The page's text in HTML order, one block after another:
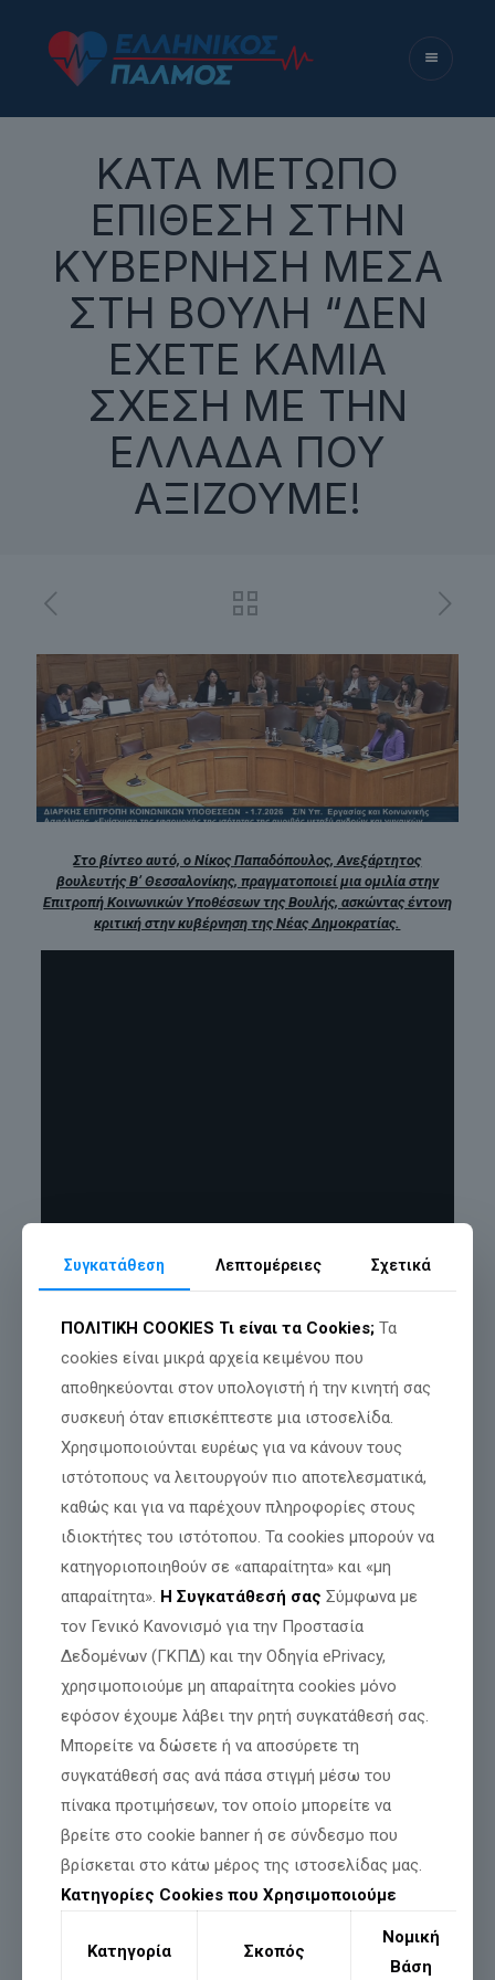
ΚΑΤΑ ΜΕΤΩΠΟ
ΕΠΙΘΕΣΗ ΣΤΗΝ
ΚΥΒΕΡΝΗΣΗ ΜΕΣΑ
ΣΤΗ ΒΟΥΛΗ “ΔΕΝ
ΕΧΕΤΕ ΚΑΜΙΑ
ΣΧΕΣΗ ΜΕ ΤΗΝ
ΕΛΛΑΔΑ ΠΟΥ
ΑΞΙΖΟΥΜΕ!
Στο βίντεο αυτό, ο Νίκος Παπαδόπουλος, Ανεξάρτητος
βουλευτής Β’ Θεσσαλονίκης, πραγματοποιεί μια ομιλία στην
Επιτροπή Κοινωνικών Υποθέσεων της Βουλής, ασκώντας έντονη
κριτική στην κυβέρνηση της Νέας Δημοκρατίας.
Τα κύρια σημεία της τοποθέτησής του περιλαμβάνουν:
Κριτική στην Κυβέρνηση:Κατηγορεί τηνκυβέρνηση ότι δεν
βρίσκεται στη «σωστή πλευρά της ιστορίας»,
τα εμβόλια, ο ψηφιακός ολοκληρωτισμός μέσω του
προσωπικού αριθμού και ο χειρισμός των εθνικών θεμάτων
], [
πολιτισμού,
κάνοντας ειδική αναφορά
σε έργα στην Εθνική
Πινακοθήκη και στη χρηματοδότηση ταινιών στο Χόλιγουντ
Συγκατάθεση Λεπτομέρειες Σχετικά
ΠΟΛΙΤΙΚΗ COOKIES Τι είναι τα Cookies; Τα
cookies είναι μικρά αρχεία κειμένου που
αποθηκεύονται στον υπολογιστή ή την κινητή σας
συσκευή όταν επισκέπτεστε μια ιστοσελίδα.
Χρησιμοποιούνται ευρέως για να κάνουν τους
ιστότοπους να λειτουργούν πιο αποτελεσματικά,
καθώς και για να παρέχουν πληροφορίες στους
ιδιοκτήτες του ιστότοπου. Τα cookies μπορούν να
κατηγοριοποιηθούν σε «απαραίτητα» και «μη
απαραίτητα». Η Συγκατάθεσή σας Σύμφωνα με
τον Γενικό Κανονισμό για την Προστασία
Δεδομένων (ΓΚΠΔ) και την Οδηγία ePrivacy,
χρησιμοποιούμε μη απαραίτητα cookies μόνο
εφόσον έχουμε λάβει την ρητή συγκατάθεσή σας.
Μπορείτε να δώσετε ή να αποσύρετε τη
συγκατάθεσή σας ανά πάσα στιγμή μέσω του
πίνακα προτιμήσεων, τον οποίο μπορείτε να
βρείτε στο cookie banner ή σε σύνδεσμο που
βρίσκεται στο κάτω μέρος της ιστοσελίδας μας.
Κατηγορίες Cookies που Χρησιμοποιούμε
Κατηγορία Σκοπός
Νομική
Βάση